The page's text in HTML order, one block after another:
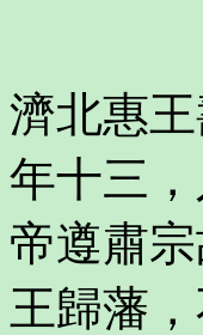
濟北惠
年十三
帝遵肅
王歸藩